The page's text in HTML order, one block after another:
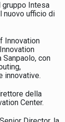
gruppo Intesa
nuovo ufficio di
Innovation
Sanpaolo, con
innovative.
della
Center.